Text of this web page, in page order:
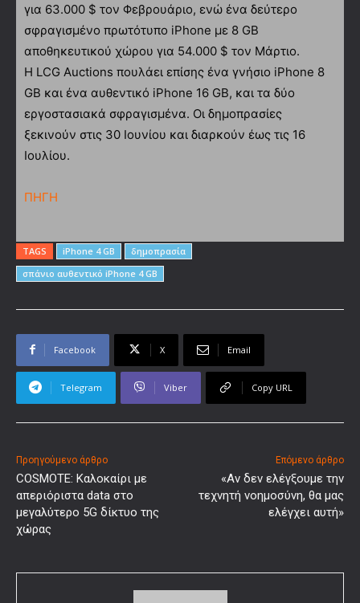
για 63.000 $ τον Φεβρουάριο, ενώ ένα δεύτερο
σφραγισμένο πρωτότυπο iPhone με 8 GB
αποθηκευτικού χώρου για 54.000 $ τον Μάρτιο.
Η LCG Auctions πουλάει επίσης ένα γνήσιο iPhone 8
GB και ένα αυθεντικό iPhone 16 GB, και τα δύο
εργοστασιακά σφραγισμένα. Οι δημοπρασίες
ξεκινούν στις 30 Ιουνίου και διαρκούν έως τις 16
Ιουλίου.
ΠΗΓΗ
TAGS iPhone 4 GB
δημοπρασία
σπάνιο αυθεντικό iPhone 4 GB
Facebook X Email
Telegram Viber Copy URL
Προηγούμενο άρθρο
COSMOTE: Καλοκαίρι με
απεριόριστα data στο
μεγαλύτερο 5G δίκτυο της
χώρας
Επόμενο άρθρο
«Αν δεν ελέγξουμε την
τεχνητή νοημοσύνη, θα μας
ελέγχει αυτή»